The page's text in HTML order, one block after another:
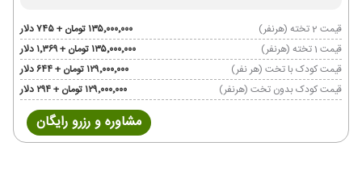
قیمت 2 تخته (هرنفر)
۱۳۵٬۰۰۰٬۰۰۰ تومان + ۷۴۵ دلار
قیمت 1 تخته (هرنفر)
۱۳۵٬۰۰۰٬۰۰۰ تومان + ۱٬۳۶۹ دلار
قیمت کودک با تخت (هر نفر)
۱۲۹٬۰۰۰٬۰۰۰ تومان + ۶۴۴ دلار
قیمت کودک بدون تخت (هرنفر)
۱۲۹٬۰۰۰٬۰۰۰ تومان + ۲۹۴ دلار
مشاوره و رزرو رایگان